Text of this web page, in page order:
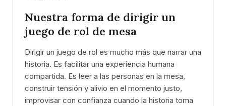
Nuestra forma de dirigir un
juego de rol de mesa
Dirigir un juego de rol es mucho más que narrar una
historia. Es facilitar una experiencia humana
compartida. Es leer a las personas en la mesa,
construir tensión y alivio en el momento justo,
improvisar con confianza cuando la historia toma